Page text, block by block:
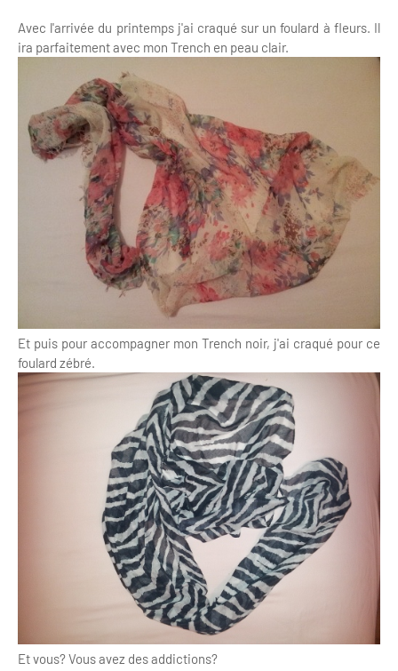
Avec l'arrivée du printemps j'ai craqué sur un foulard à fleurs. Il
ira parfaitement avec mon Trench en peau clair.
Et puis pour accompagner mon Trench noir, j'ai craqué pour ce
foulard zébré.
Et vous? Vous avez des addictions?